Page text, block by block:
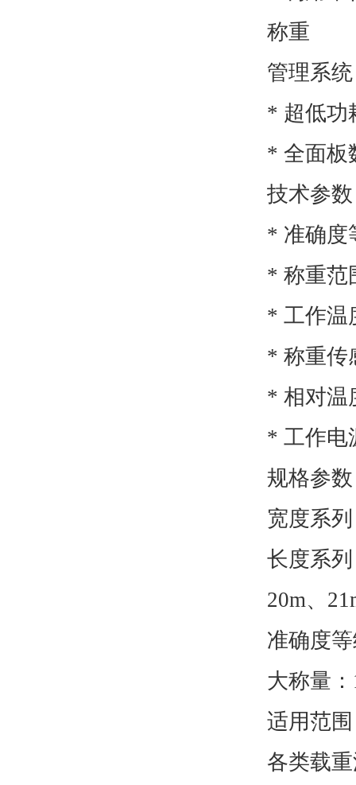
称重
管理
* 超
* 全面板
技术参数
* 准确
* 称重
* 工作
* 称重
* 相
* 工作电
规格参
宽度系
长度系列
20m、
准确度
大称量
适用范
各类载